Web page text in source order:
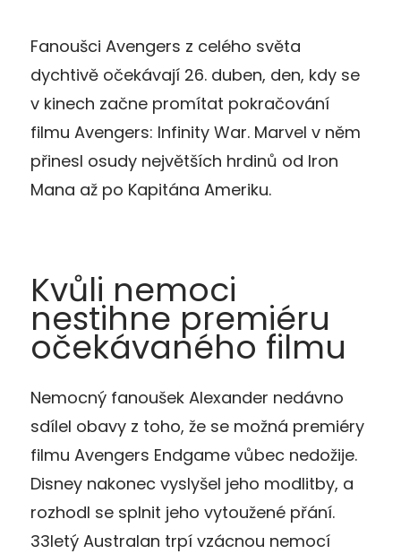
Fanoušci Avengers z celého světa
dychtivě očekávají 26. duben, den, kdy se
v kinech začne promítat pokračování
filmu Avengers: Infinity War. Marvel v něm
přinesl osudy největších hrdinů od Iron
Mana až po Kapitána Ameriku.
Kvůli nemoci
nestihne premiéru
očekávaného filmu
Nemocný fanoušek Alexander nedávno
sdílel obavy z toho, že se možná premiéry
filmu Avengers Endgame vůbec nedožije.
Disney nakonec vyslyšel jeho modlitby, a
rozhodl se splnit jeho vytoužené přání.
33letý Australan trpí vzácnou nemocí